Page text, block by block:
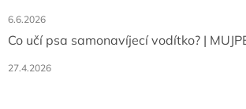
6.6.2026
Co učí psa samonavíjecí vodítko? |
27.4.2026